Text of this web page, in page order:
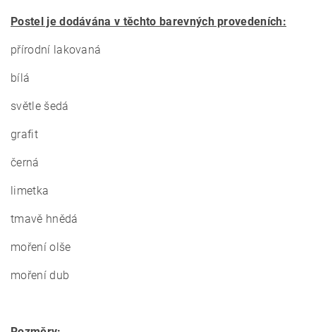
Postel je dodávána v těchto barevných provedeních:
přírodní lakovaná
bílá
světle šedá
grafit
černá
limetka
tmavě hnědá
moření olše
moření dub